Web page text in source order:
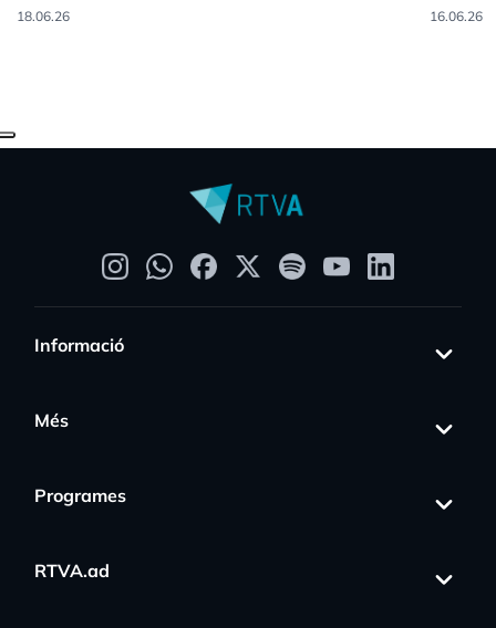
18.06.26 16.06.26
Informació
Més
Programes
RTVA.ad